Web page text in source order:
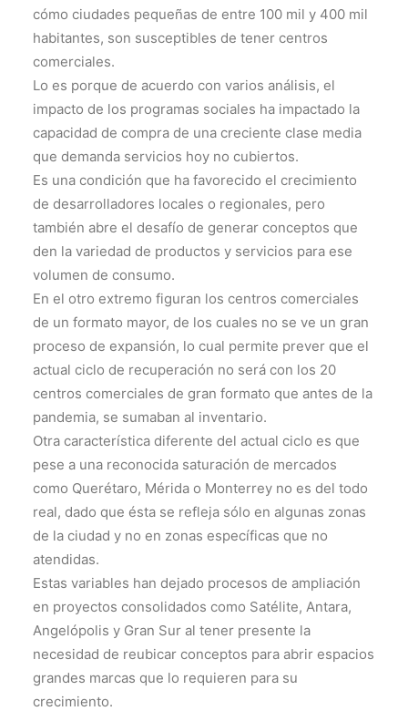
cómo ciudades pequeñas de entre 100 mil y 400 mil
habitantes, son susceptibles de tener centros
comerciales.
Lo es porque de acuerdo con varios análisis, el
impacto de los programas sociales ha impactado la
capacidad de compra de una creciente clase media
que demanda servicios hoy no cubiertos.
Es una condición que ha favorecido el crecimiento
de desarrolladores locales o regionales, pero
también abre el desafío de generar conceptos que
den la variedad de productos y servicios para ese
volumen de consumo.
En el otro extremo figuran los centros comerciales
de un formato mayor, de los cuales no se ve un gran
proceso de expansión, lo cual permite prever que el
actual ciclo de recuperación no será con los 20
centros comerciales de gran formato que antes de la
pandemia, se sumaban al inventario.
Otra característica diferente del actual ciclo es que
pese a una reconocida saturación de mercados
como Querétaro, Mérida o Monterrey no es del todo
real, dado que ésta se refleja sólo en algunas zonas
de la ciudad y no en zonas específicas que no
atendidas.
Estas variables han dejado procesos de ampliación
en proyectos consolidados como Satélite, Antara,
Angelópolis y Gran Sur al tener presente la
necesidad de reubicar conceptos para abrir espacios
grandes marcas que lo requieren para su
crecimiento.